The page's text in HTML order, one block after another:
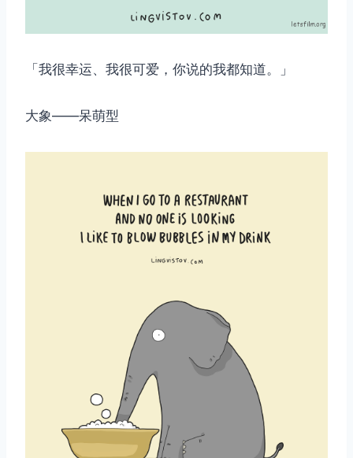
「我很幸运、我很可爱，你说的我都知道。」
大象——呆萌型